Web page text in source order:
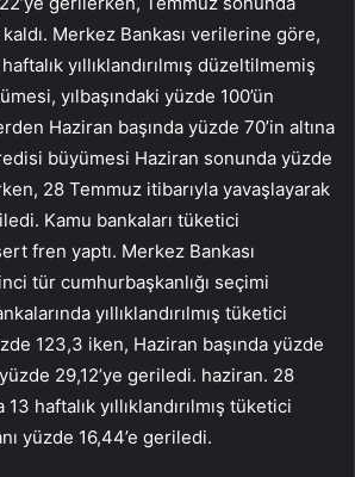
kaldı. Merkez Bankası verilerine göre,
yıllıklandırılmış düzeltilmemiş
yılbaşındaki yüzde 100’ün
Haziran başında yüzde 70’in altına
büyümesi Haziran sonunda yüzde
28 Temmuz itibarıyla yavaşlayarak
Kamu bankaları tüketici
fren yaptı. Merkez Bankası
tür cumhurbaşkanlığı seçimi
yıllıklandırılmış tüketici
123,3 iken, Haziran başında yüzde
29,12’ye geriledi. haziran. 28
haftalık yıllıklandırılmış tüketici
yüzde 16,44’e geriledi.